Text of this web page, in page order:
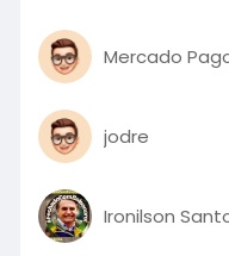
Mercado
jodre
Ironilson